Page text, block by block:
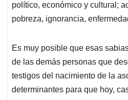
político, económico y cultural;
pobreza, ignorancia,
Es muy posible que esas
de las demás personas que
testigos del nacimiento de la
determinantes para que hoy,